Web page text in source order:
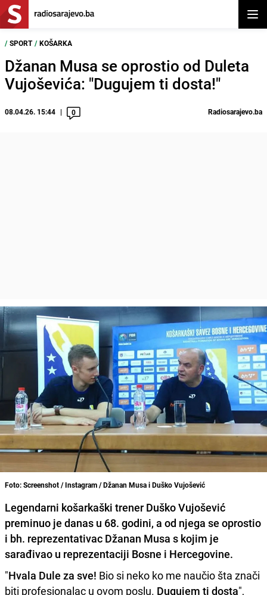
/ SPORT / KOŠARKA
Džanan Musa se oprostio od Duleta
Vujoševića: "Dugujem ti dosta!"
08.04.26. 15:44 0 Radiosarajevo.ba
Foto: Screenshot / Instagram / Džanan Musa i Duško Vujošević
Legendarni košarkaški trener Duško Vujošević
preminuo je danas u 68. godini, a od njega se oprostio
i bh. reprezentativac Džanan Musa s kojim je
sarađivao u reprezentaciji Bosne i Hercegovine.
"Hvala Dule za sve! Bio si neko ko me naučio šta znači
biti profesionalac u ovom poslu. Dugujem ti dosta",